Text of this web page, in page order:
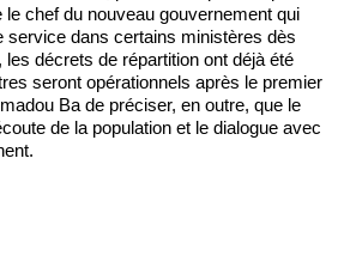
le chef du nouveau gouvernement qui
service dans certains ministères dès
les décrets de répartition ont déjà été
seront opérationnels après le premier
Ba de préciser, en outre, que le
de la population et le dialogue avec